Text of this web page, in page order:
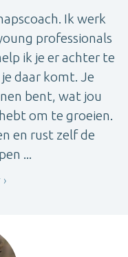
Ik werk
professionals
ik je er achter te
daar komt. Je
bent, wat jou
om te groeien.
en rust zelf de
...